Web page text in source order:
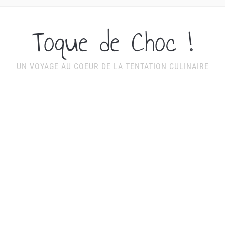
Toque de Choc !
UN VOYAGE AU COEUR DE LA TENTATION CULINAIRE